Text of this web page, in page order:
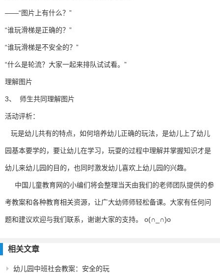
——“图片上有什么？”
“谁玩滑梯是正确的？”
“谁玩滑梯是不安全的？”
“什么是轮流？大家一起来排队试试看。”
理解图片
3、 师生共同理解图片
活动评析：
玩是幼儿共有的特点，如何培养幼儿正确的玩法，是幼儿上了幼儿
园基本要学的，要让幼儿在学习，玩耍的过程中理解并掌握知识才是
幼儿来幼儿园的目的，也同时激发幼儿喜欢上幼儿园的兴趣。
中国儿童教育网的小编们将会整理当天由我们的老师团队提供的参
考教案和各种教育相关资源，让广大幼师师轻松备课。大家有任何问
题和建议欢迎与我们联系，谢谢大家的支持。 o(∩_∩)o
相关文章
幼儿园中班社会教案：安全的玩